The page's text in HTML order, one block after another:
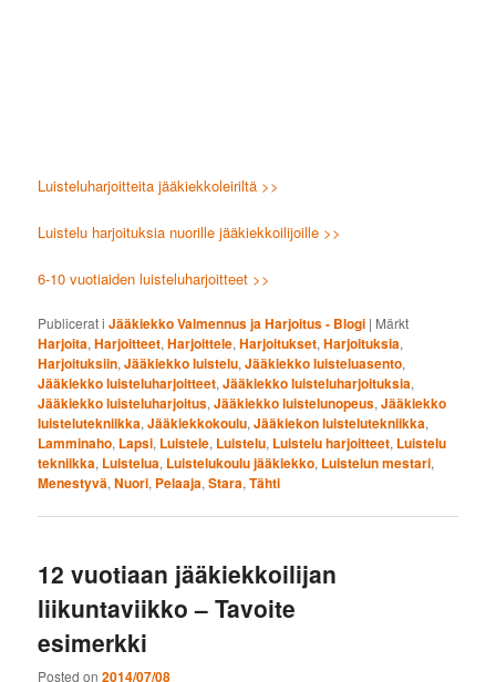
Luisteluharjoitteita jääkiekkoleiriltä >>
Luistelu harjoituksia nuorille jääkiekkoilijoille >>
6-10 vuotiaiden luisteluharjoitteet >>
Publicerat i Jääkiekko Valmennus ja Harjoitus - Blogi | Märkt
Harjoita,Harjoitteet,Harjoittele,Harjoitukset,Harjoituksia,
Harjoituksiin,Jääkiekko luistelu,Jääkiekko luisteluasento,
Jääkiekko luisteluharjoitteet,Jääkiekko luisteluharjoituksia,
Jääkiekko luisteluharjoitus,Jääkiekko luistelunopeus,Jääkiekko
luistelutekniikka,Jääkiekkokoulu,Jääkiekon luistelutekniikka,
Lamminaho, Lapsi, Luistele, Luistelu, Luistelu harjoitteet, Luistelu
tekniikka, Luistelua, Luistelukoulu jääkiekko, Luistelun mestari,
Menestyvä,Nuori, Pelaaja,Stara,Tähti
12 vuotiaan jääkiekkoilijan
liikuntaviikko – Tavoite
esimerkki
Posted on2014/07/08